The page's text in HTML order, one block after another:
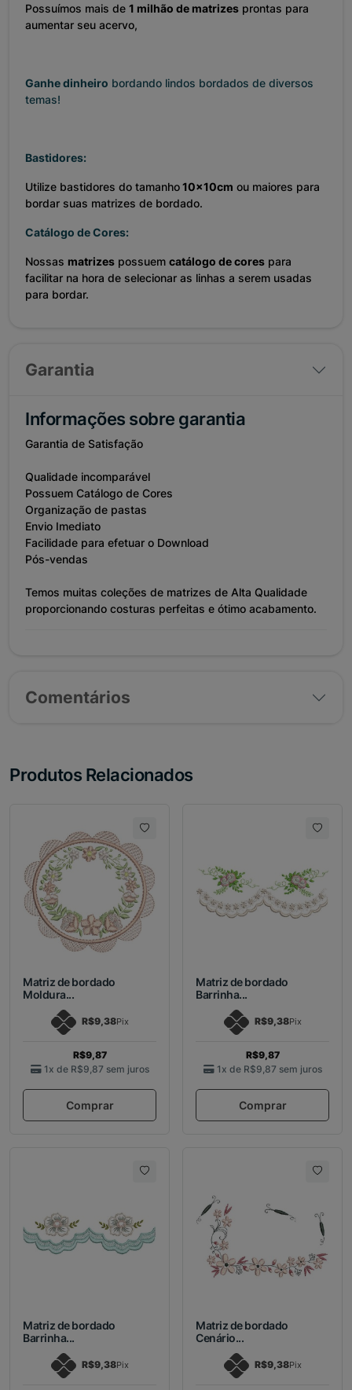
Possuímos mais de 1 milhão de matrizes prontas para
aumentar seu acervo,
Ganhe dinheiro bordando lindos bordados de diversos
temas!
Bastidores:
Utilize bastidores do tamanho10x10cm ou maiores para
bordar suas matrizes de bordado.
Catálogo de Cores:
Nossas matrizes possuem catálogo de cores para
facilitar na hora de selecionar as linhas a serem usadas
para bordar.
Garantia
Informações sobre garantia
Garantia de Satisfação
Qualidade incomparável
Possuem Catálogo de Cores
Organização de pastas
Envio Imediato
Facilidade para efetuar o Download
Pós-vendas
Temos muitas coleções de matrizes de Alta Qualidade
proporcionando costuras perfeitas e ótimo acabamento.
Comentários
Produtos Relacionados
Matriz de bordado
Moldura...
R$9,38Pix
R$9,87
1x de R$9,87 sem juros
Comprar
Matriz de bordado
Barrinha...
R$9,38Pix
R$9,87
1x de R$9,87 sem juros
Comprar
Matriz de bordado
Barrinha...
R$9,38Pix
Matriz de bordado
Cenário...
R$9,38Pix